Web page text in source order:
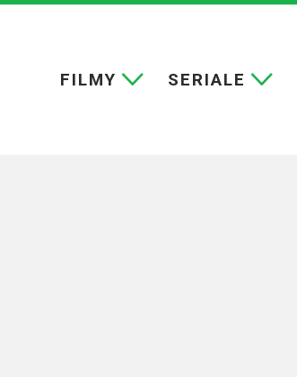
FILMY SERIALE